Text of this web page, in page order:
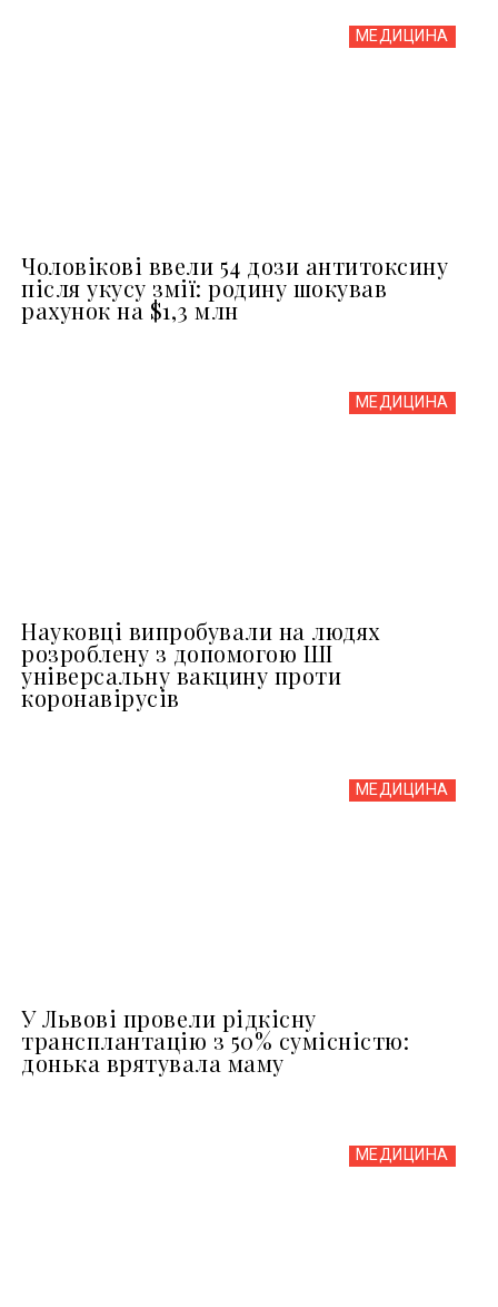
МЕДИЦИНА
Чоловікові ввели 54 дози антитоксину
після укусу змії: родину шокував
рахунок на $1,3 млн
МЕДИЦИНА
Науковці випробували на людях
розроблену з допомогою ШІ
універсальну вакцину проти
коронавірусів
МЕДИЦИНА
У Львові провели рідкісну
трансплантацію з 50% сумісністю:
донька врятувала маму
МЕДИЦИНА